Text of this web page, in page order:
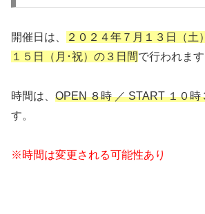
開催日は、
２０２４年７月１３日（土
１５日（月 ･祝）の３日間で行われます
時間は、 OPEN ８時 ／ START １０時
す。
※時間は変更される可能性あり